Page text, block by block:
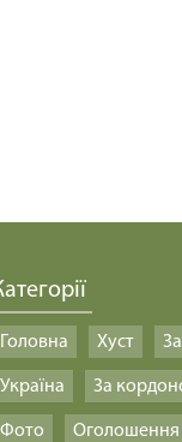
Головна Хуст
Україна За
Фото Оголошення